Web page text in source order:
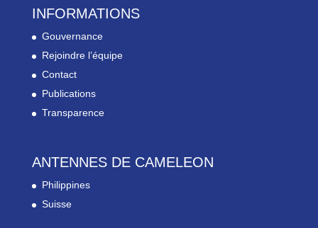
INFORMATIONS
Gouvernance
Rejoindre l’équipe
Contact
Publications
Transparence
ANTENNES DE CAMELEON
Philippines
Suisse